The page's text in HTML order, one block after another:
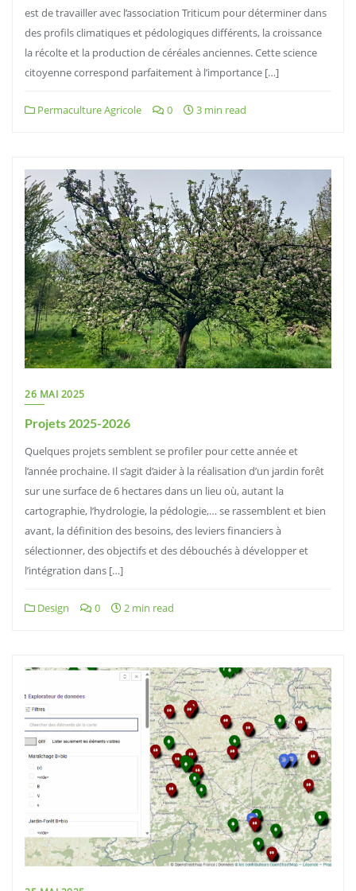
est de travailler avec l’association Triticum pour déterminer dans
des profils climatiques et pédologiques différents, la croissance
la récolte et la production de céréales anciennes. Cette science
citoyenne correspond parfaitement à l’importance […]
Permaculture Agricole 0 3 min read
26 MAI 2025
Projets 2025-2026
Quelques projets semblent se profiler pour cette année et
l’année prochaine. Il s’agit d’aider à la réalisation d’un jardin forêt
sur une surface de 6 hectares dans un lieu où, autant la
cartographie, l’hydrologie, la pédologie,… se rassemblent et bien
avant, la définition des besoins, des leviers financiers à
sélectionner, des objectifs et des débouchés à développer et
l’intégration dans […]
Design 0 2 min read